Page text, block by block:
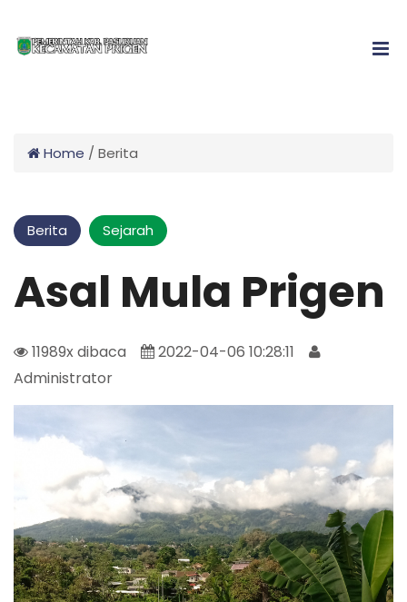
Home / Berita
Berita Sejarah
Asal Mula Prigen
11989x dibaca
2022-04-06 10:28:11
Administrator